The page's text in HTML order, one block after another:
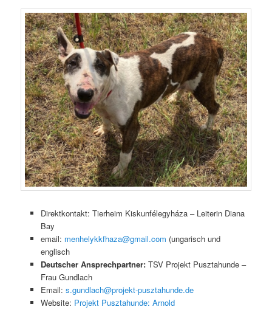
Direktkontakt: Tierheim Kiskunfélegyháza – Leiterin Diana
Bay
email: menhelykkfhaza@gmail.com (ungarisch und
englisch
Deutscher Ansprechpartner:TSV Projekt Pusztahunde –
Frau Gundlach
Email: s.gundlach@projekt-pusztahunde.de
Website: Projekt Pusztahunde: Arnold